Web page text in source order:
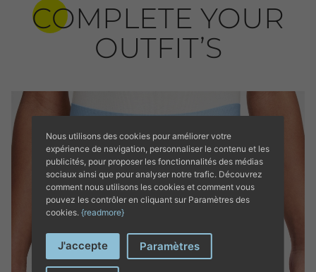
COMPLETE YOUR
OUTFIT’S
Nous utilisons des cookies pour améliorer votre
expérience de navigation, personnaliser le contenu et les
publicités, pour proposer les fonctionnalités des médias
sociaux ainsi que pour analyser notre trafic. Découvrez
comment nous utilisons les cookies et comment vous
pouvez les contrôler en cliquant sur Paramètres des
cookies. {readmore}
J'accepte Paramètres